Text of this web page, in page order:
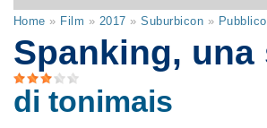
Home » Film » 2017 »Suburbicon » Pubblico
Spanking,
di tonimais